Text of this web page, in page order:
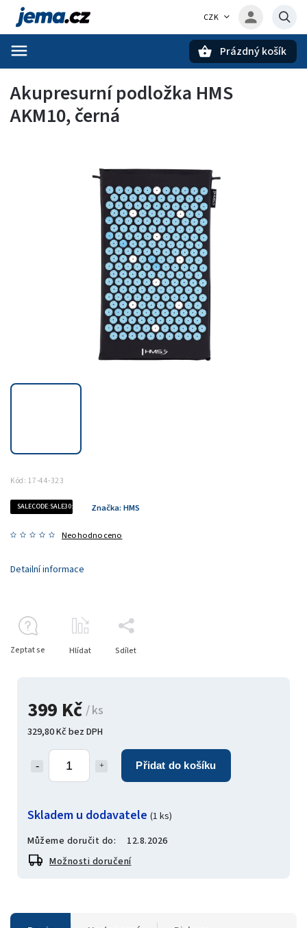
CZK
Prázdný košík
Akupresurní podložka HMS
AKM10, černá
Kód: 17-44-323
SALECODE:SALE30:30:%
Neohodnoceno
Značka: HMS
399 Kč / ks
329,80 Kč bez DPH
Přidat do košíku
Skladem u dodavatele (1 ks)
Můžeme doručit do:
12.8.2026
Možnosti doručení
Detailní informace
Zeptat se Hlídat Sdílet